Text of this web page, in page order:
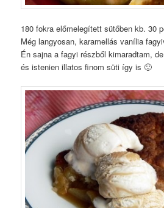
180 fokra előmelegített sütőben kb. 30
Még langyosan, karamellás vanília
Én sajna a fagyi részből kimaradtam,
és istenien illatos finom süti így is 🙂